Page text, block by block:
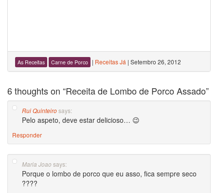
As Receitas Carne de Porco | Receitas Já | Setembro 26, 2012
6 thoughts on “Receita de Lombo de Porco Assado”
Rui Quinteirosays:
Pelo aspeto, deve estar delicioso… 😉
Responder
Maria Joao says:
Porque o lombo de porco que eu asso, fica sempre seco
????